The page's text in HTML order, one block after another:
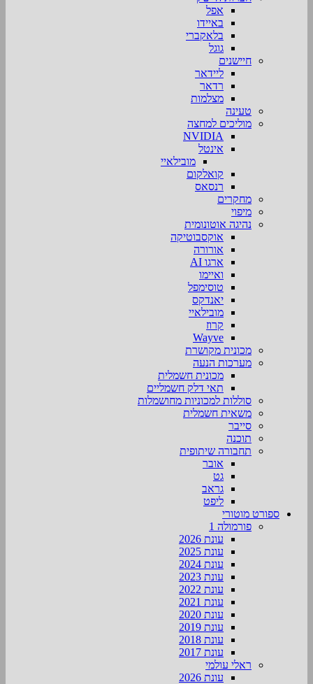
אפל
באיידו
בלאקברי
גוגל
חיישנים
ליידאר
רדאר
מצלמות
טעינה
מוליכים למחצה
NVIDIA
אינטל
מובילאיי
קואלקום
רנסאס
מחקרים
מיפוי
נהיגה אוטונומית
אוקסבוטיקה
אורורה
ארגו AI
ואיימו
טוסימפל
יאנדקס
מובילאיי
קרוז
Wayve
מכונית מקושרת
מערכות הנעה
מכונית חשמלית
תאי דלק חשמליים
סוללות למכוניות מחושמלות
משאית חשמלית
סייבר
תוכנה
תחבורה שיתופית
אובר
גט
גראב
ליפט
ספורט מוטורי
פורמולה 1
עונת 2026
עונת 2025
עונת 2024
עונת 2023
עונת 2022
עונת 2021
עונת 2020
עונת 2019
עונת 2018
עונת 2017
ראלי עולמי
עונת 2026